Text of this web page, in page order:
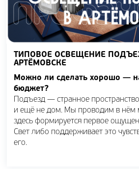
ТИПОВОЕ ОСВЕЩЕНИЕ
АРТЁМОВСКЕ
Можно ли сделать хорошо —
бюджет?
Подъезд — странное
и ещё не дом. Мы проводим в нём
здесь формируется первое
Свет либо поддерживает это
его.